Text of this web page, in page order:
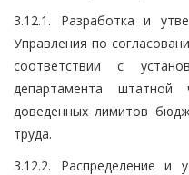
3.12.1. Разработка и
Управления по
соответствии с
департамента
доведенных лимитов
труда.
3.12.2. Распределение и